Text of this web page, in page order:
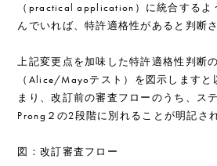
（practical application）に統合するよ
んでいれば、特許適格性があると判断さ
上記変更点を加味した特許適格性判断
（Alice/Mayoテスト）を図示しますと
まり、改訂前の審査フローのうち、ス
Prong２の2段階に別れることが明記さ
図：改訂審査フロー